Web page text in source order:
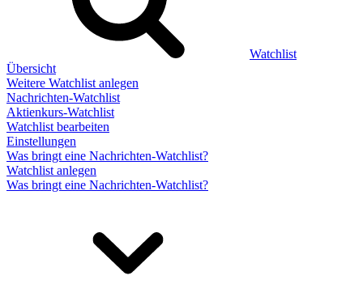
Watchlist
Übersicht
Weitere Watchlist anlegen
Nachrichten-Watchlist
Aktienkurs-Watchlist
Watchlist bearbeiten
Einstellungen
Was bringt eine Nachrichten-Watchlist?
Watchlist anlegen
Was bringt eine Nachrichten-Watchlist?